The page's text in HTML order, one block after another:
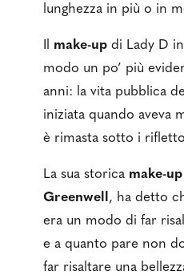
lunghezza in più o in
make-up di Lady D
modo un po’ più
anni: la vita pubblica
iniziata quando aveva
è rimasta sotto i
La sua storica make-
Greenwell , ha detto
era un modo di far
e a quanto pare non
far risaltare una